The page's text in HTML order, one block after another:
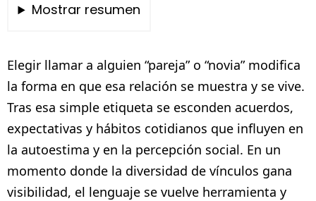
Mostrar resumen
Elegir llamar a alguien “pareja” o “novia” modifica
la forma en que esa relación se muestra y se vive.
Tras esa simple etiqueta se esconden acuerdos,
expectativas y hábitos cotidianos que influyen en
la autoestima y en la percepción social. En un
momento donde la diversidad de vínculos gana
visibilidad, el lenguaje se vuelve herramienta y